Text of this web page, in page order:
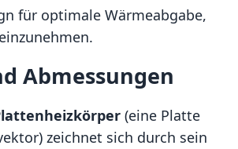
für optimale Wärmeabgabe,
Abmessungen
(eine Platte
zeichnet sich durch sein